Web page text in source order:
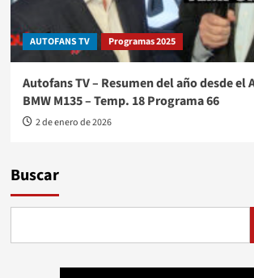
AUTOFANS TV Programas 2025
Autofans TV – Resumen del año desde el
BMW M135 – Temp. 18 Programa 66
2 de enero de 2026
Buscar